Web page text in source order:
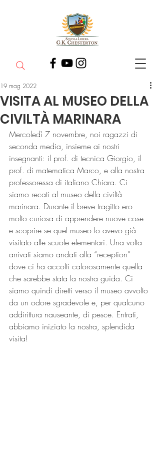
VISITA AL MUSEO DELLA
CIVILTÀ MARINARA
19 mag 2022
Mercoledì 7 novembre, noi ragazzi di
seconda media, insieme ai nostri
insegnanti: il prof. di tecnica Giorgio, il
prof. di matematica Marco, e alla nostra
professoressa di italiano Chiara. Ci
siamo recati al museo della civiltà
marinara. Durante il breve tragitto ero
molto curiosa di apprendere nuove cose
e scoprire se quel museo lo avevo già
visitato alle scuole elementari. Una volta
arrivati siamo andati alla “reception”
dove ci ha accolti calorosamente quella
che sarebbe stata la nostra guida. Ci
siamo quindi diretti verso il museo avvolto
da un odore sgradevole e, per qualcuno
addirittura nauseante, di pesce. Entrati,
abbiamo iniziato la nostra, splendida
visita!